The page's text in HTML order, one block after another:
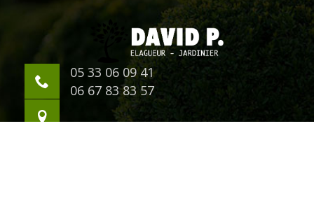
05 33 06 09 41
06 67 83 83 57